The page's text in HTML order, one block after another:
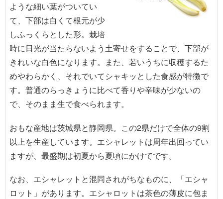
ような細い葉がついてい
て、下部は白くて根元が少
しふっくらとした形。栽培
時に日光が当たらないよう土寄せをすることで、下部が
きれいな白色になります。また、若いうちに収穫するた
めやわらかく、それでいてシャキッとした食感が特徴で
す。普通のらっきょうに比べて香りや辛味が少ないの
で、そのまま生で食べられます。
おもな産地は茨城県と静岡県。この2県だけで全体の9割
以上を生産しています。エシャレットは周年出回ってい
ますが、最盛期は初夏から夏頃にかけてです。
なお、エシャレットと混同されがちなものに、「エシャ
ロット」があります。エシャロットは茶色の薄皮に包ま